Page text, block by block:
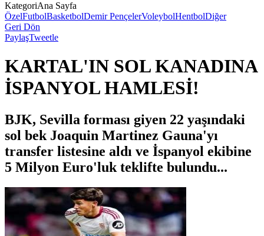
KategoriAna Sayfa
ÖzelFutbolBasketbolDemir PençelerVoleybolHentbolDiğer
Geri Dön
PaylaşTweetle
KARTAL'IN SOL KANADINA
İSPANYOL HAMLESİ!
BJK, Sevilla forması giyen 22 yaşındaki
sol bek Joaquin Martinez Gauna'yı
transfer listesine aldı ve İspanyol ekibine
5 Milyon Euro'luk teklifte bulundu...